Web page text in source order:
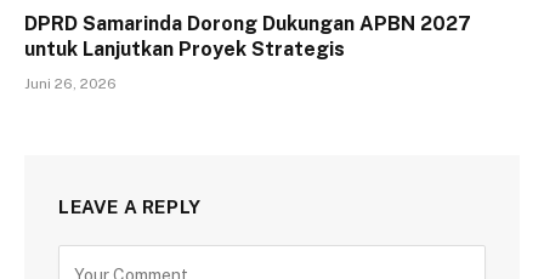
DPRD Samarinda Dorong Dukungan APBN 2027
untuk Lanjutkan Proyek Strategis
Juni 26, 2026
LEAVE A REPLY